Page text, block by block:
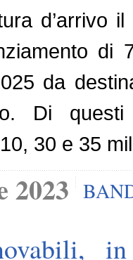
d’arrivo
di
da
Di
30 e 35
2023